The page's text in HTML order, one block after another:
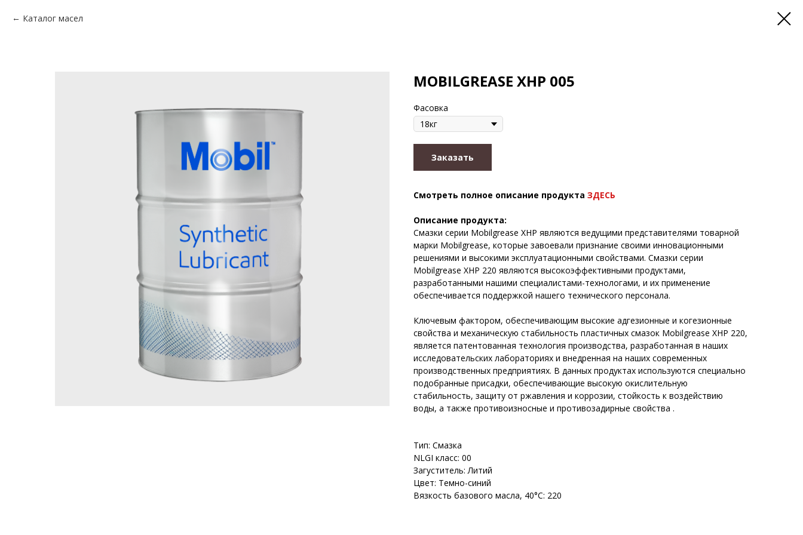
Каталог масел
MOBILGREASE XHP 005
Фасовка
Заказать
Смотреть полное описание продукта ЗДЕСЬ
Описание продукта:
Смазки серии Mobilgrease XHP являются ведущими представителями товарной
марки Mobilgrease, которые завоевали признание своими инновационными
решениями и высокими эксплуатационными свойствами. Смазки серии
Mobilgrease XHP 220 являются высокоэффективными продуктами,
разработанными нашими специалистами-технологами, и их применение
обеспечивается поддержкой нашего технического персонала.
Ключевым фактором, обеспечивающим высокие адгезионные и когезионные
свойства и механическую стабильность пластичных смазок Mobilgrease XHP 220,
является патентованная технология производства, разработанная в наших
исследовательских лабораториях и внедренная на наших современных
производственных предприятиях. В данных продуктах используются специально
подобранные присадки, обеспечивающие высокую окислительную
стабильность, защиту от ржавления и коррозии, стойкость к воздействию
воды, а также противоизносные и противозадирные свойства .
Тип: Смазка
NLGI класс: 00
Загуститель: Литий
Цвет: Темно-синий
Вязкость базового масла, 40°С: 220